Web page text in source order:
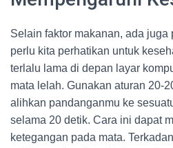
Selain faktor makanan, ada
perlu kita perhatikan untuk
terlalu lama di depan layar
mata lelah. Gunakan aturan 20-
alihkan pandanganmu ke
selama 20 detik. Cara ini dapat
ketegangan pada mata.